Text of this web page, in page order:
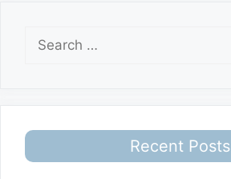
for:
Recent Posts